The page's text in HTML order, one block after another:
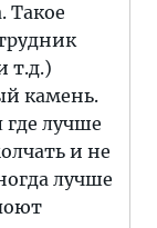
Такое
т.д.)
камень.
где лучше
и не
лучше